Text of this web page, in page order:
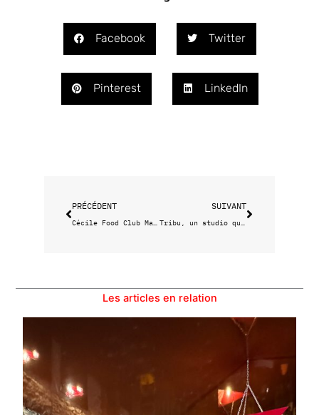
Facebook Twitter
Pinterest LinkedIn
PRÉCÉDENT
Cécile Food Club Malmousque, une adresse déjà incontournable
SUIVANT
Tribu, un studio qui fait rimer yoga et café
Les articles en relation